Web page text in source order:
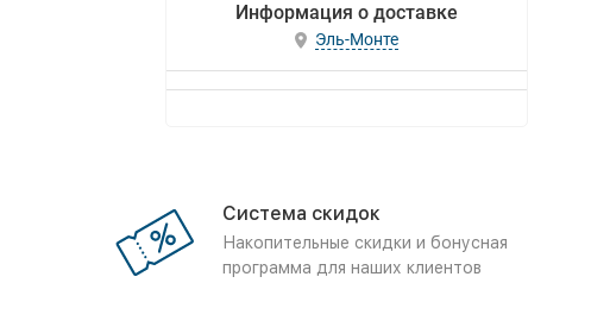
Информация о доставке
Эль-Монте
Система скидок
Накопительные скидки и бонусная
программа для наших клиентов